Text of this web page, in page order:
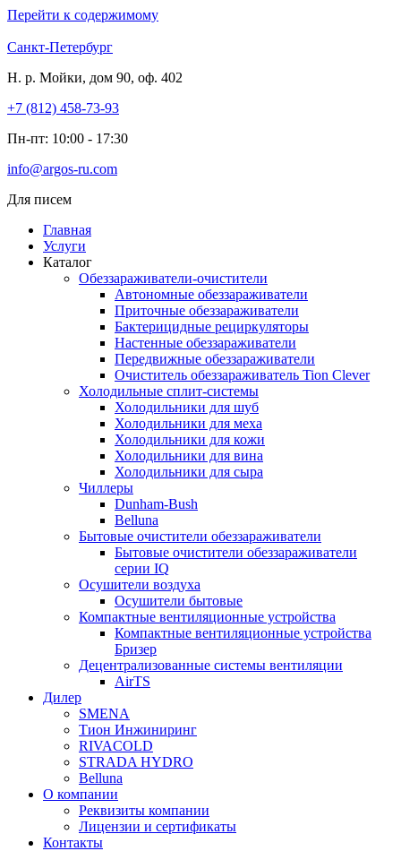
Перейти к содержимому
Санкт-Петербург
Н. р. Мойки, дом 90, оф. 402
+7 (812) 458-73-93
Пн-пт: 10:00 - 17:30
info@argos-ru.com
Для писем
Главная
Услуги
Каталог
Обеззараживатели-очистители
Автономные обеззараживатели
Приточные обеззараживатели
Бактерицидные рециркуляторы
Настенные обеззараживатели
Передвижные обеззараживатели
Очиститель обеззараживатель Tion Clever
Холодильные сплит-системы
Холодильники для шуб
Холодильники для меха
Холодильники для кожи
Холодильники для вина
Холодильники для сыра
Чиллеры
Dunham-Bush
Belluna
Бытовые очистители обеззараживатели
Бытовые очистители обеззараживатели
серии IQ
Осушители воздуха
Осушители бытовые
Компактные вентиляционные устройства
Компактные вентиляционные устройства
Бризер
Децентрализованные системы вентиляции
AirTS
Дилер
SMENA
Тион Инжиниринг
RIVACOLD
STRADA HYDRO
Belluna
О компании
Реквизиты компании
Лицензии и сертификаты
Контакты